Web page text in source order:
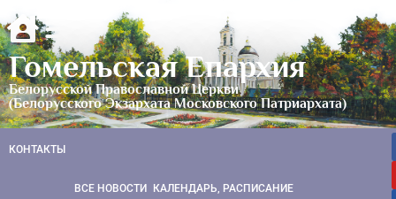
Гомельская Епархия
Белорусской Православной Церкви
(Белорусского Экзархата Московского Патриархата)
КОНТАКТЫ
ВСЕ НОВОСТИ КАЛЕНДАРЬ, РАСПИСАНИЕ